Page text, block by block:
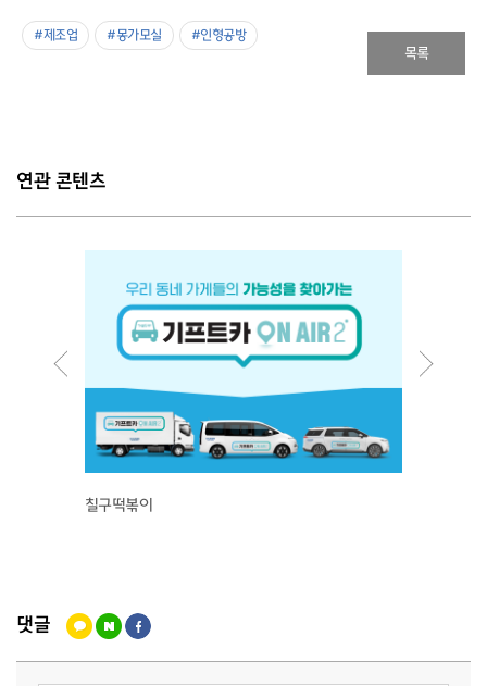
#제조업 #몽가모실 #인형공방
목록
연관 콘텐츠
칠구떡볶이
댓글